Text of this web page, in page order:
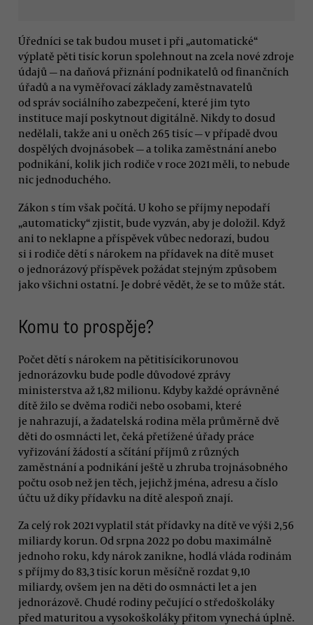
Úředníci se tak budou muset i při „automatické“
výplatě pěti tisíc korun spolehnout na zcela nové zdroje
údajů — na daňová přiznání podnikatelů od finančních
úřadů a na vyměřovací základy zaměstnavatelů
od správ sociálního zabezpečení, které jim tyto
instituce mají poskytnout digitálně. Nikdy to dosud
nedělali, takže ani u oněch 265 tisíc — v případě dvou
dospělých dvojnásobek — a tolika zaměstnání anebo
podnikání, kolik jich rodiče v roce 2021 měli, to nebude
nic jednoduchého.
Zákon s tím však počítá. U koho se příjmy nepodaří
„automaticky“ zjistit, bude vyzván, aby je doložil. Když
ani to neklapne a příspěvek vůbec nedorazí, budou
si i rodiče dětí s nárokem na přídavek na dítě muset
o jednorázový příspěvek požádat stejným způsobem
jako všichni ostatní. Je dobré vědět, že se to může stát.
Komu to prospěje?
Počet dětí s nárokem na pětitisícikorunovou
jednorázovku bude podle důvodové zprávy
ministerstva až 1,82 milionu. Kdyby každé oprávněné
dítě žilo se dvěma rodiči nebo osobami, které
je nahrazují, a žadatelská rodina měla průměrně dvě
děti do osmnácti let, čeká přetížené úřady práce
vyřizování žádostí a sčítání příjmů z různých
zaměstnání a podnikání ještě u zhruba trojnásobného
počtu osob než jen těch, jejichž jména, adresu a číslo
účtu už díky přídavku na dítě alespoň znají.
Za celý rok 2021 vyplatil stát přídavky na dítě ve výši 2,56
miliardy korun. Od srpna 2022 po dobu maximálně
jednoho roku, kdy nárok zanikne, hodlá vláda rodinám
s příjmy do 83,3 tisíc korun měsíčně rozdat 9,10
miliardy, ovšem jen na děti do osmnácti let a jen
jednorázově. Chudé rodiny pečující o středoškoláky
před maturitou a vysokoškoláky přitom vynechá úplně.